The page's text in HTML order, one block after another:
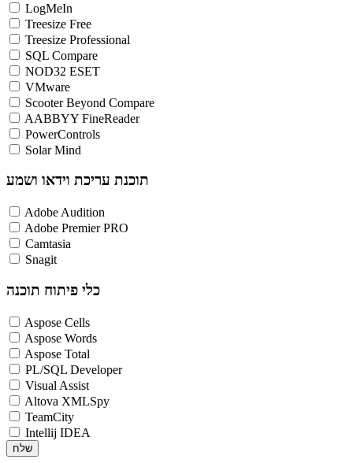
LogMeIn
Treesize Free
Treesize Professional
SQL Compare
NOD32 ESET
VMware
Scooter Beyond Compare
AABBYY FineReader
PowerControls
Solar Mind
תוכנת עריכת וידאו ושמע
Adobe Audition
Adobe Premier PRO
Camtasia
Snagit
כלי פיתוח תוכנה
Aspose Cells
Aspose Words
Aspose Total
PL/SQL Developer
Visual Assist
Altova XMLSpy
TeamCity
Intellij IDEA